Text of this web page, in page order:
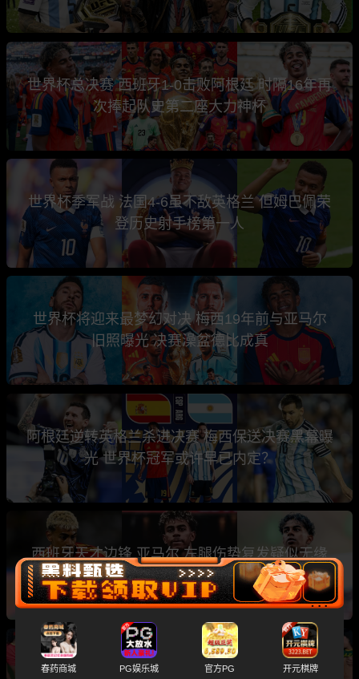
世界杯总决赛 西班牙1-0击败阿根廷 时隔16年再
次捧起队史第二座大力神杯
世界杯季军战 法国4-6虽不敌英格兰 但姆巴佩荣
登历史射手榜第一人
世界杯将迎来最梦幻对决 梅西19年前与亚马尔
旧照曝光 决赛澡盆德比成真
阿根廷逆转英格兰杀进决赛 梅西保送决赛黑幕曝
光 世界杯冠军或许早已内定？
西班牙天才边锋 亚马尔 左腿伤势复发疑似无缘
总决赛 大力神杯或被梅西捧起？
欧美极品尤物 化身六大性感足球宝贝 在世界杯
春药商城 PG娱乐城 官方PG 开元棋牌